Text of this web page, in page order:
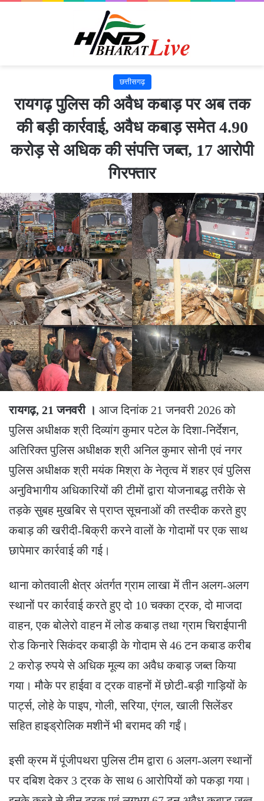
छत्तीसगढ़
रायगढ़ पुलिस की अवैध कबाड़ पर अब तक
की बड़ी कार्रवाई, अवैध कबाड़ समेत 4.90
करोड़ से अधिक की संपत्ति जब्त, 17 आरोपी
गिरफ्तार
रायगढ़, 21 जनवरी । आज दिनांक 21 जनवरी 2026 को
पुलिस अधीक्षक श्री दिव्यांग कुमार पटेल के दिशा-निर्देशन,
अतिरिक्त पुलिस अधीक्षक श्री अनिल कुमार सोनी एवं नगर
पुलिस अधीक्षक श्री मयंक मिश्रा के नेतृत्व में शहर एवं पुलिस
अनुविभागीय अधिकारियों की टीमों द्वारा योजनाबद्ध तरीके से
तड़के सुबह मुखबिर से प्राप्त सूचनाओं की तस्दीक करते हुए
कबाड़ की खरीदी-बिक्री करने वालों के गोदामों पर एक साथ
छापेमार कार्रवाई की गई।
थाना कोतवाली क्षेत्र अंतर्गत ग्राम लाखा में तीन अलग-अलग
स्थानों पर कार्रवाई करते हुए दो 10 चक्का ट्रक, दो माजदा
वाहन, एक बोलेरो वाहन में लोड कबाड़ तथा ग्राम चिराईपानी
रोड किनारे सिकंदर कबाड़ी के गोदाम से 46 टन कबाड करीब
2 करोड़ रुपये से अधिक मूल्य का अवैध कबाड़ जब्त किया
गया। मौके पर हाईवा व ट्रक वाहनों में छोटी-बड़ी गाड़ियों के
पार्ट्स, लोहे के पाइप, गोली, सरिया, एंगल, खाली सिलेंडर
सहित हाइड्रोलिक मशीनें भी बरामद की गईं।
इसी क्रम में पूंजीपथरा पुलिस टीम द्वारा 6 अलग-अलग स्थानों
पर दबिश देकर 3 ट्रक के साथ 6 आरोपियों को पकड़ा गया।